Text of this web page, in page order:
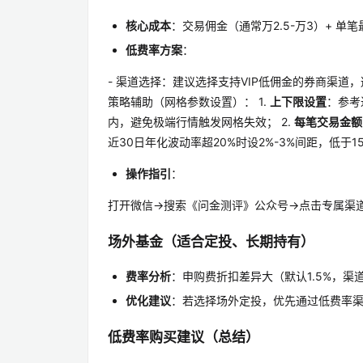
核心成本：交易佣金（通常万2.5-万3）+ 单
低费率方案：
- 渠道选择：建议选择支持VIP低佣金的券商渠道
策略辅助（网格参数设置）： 1.
上下限设置：参
内，避免极端行情触发网格失效； 2. 每笔交易金额
近30日年化波动率超20%时设2%-3%间距，低于
操作指引 ：
打开微信→搜索《问金测评》公众号→点击专属
场外基金（适合定投、长期持有）
费率分析：申购费折扣差异大（默认1.5%，渠
优化建议：若选择场外定投，优先通过低费率
低费率购买建议（总结）